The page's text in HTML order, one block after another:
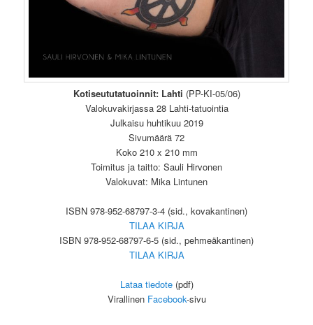
Kotiseututatuoinnit: Lahti (PP-KI-05/06)
Valokuvakirjassa 28 Lahti-tatuointia
Julkaisu huhtikuu 2019
Sivumäärä 72
Koko 210 x 210 mm
Toimitus ja taitto: Sauli Hirvonen
Valokuvat: Mika Lintunen
ISBN 978-952-68797-3-4 (sid., kovakantinen)
TILAA KIRJA
ISBN 978-952-68797-6-5 (sid., pehmeäkantinen)
TILAA KIRJA
Lataa tiedote(pdf)
Virallinen Facebook-sivu